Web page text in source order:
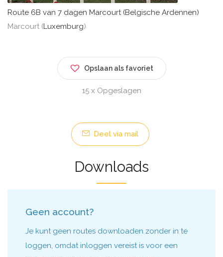
Route 6B van 7 dagen Marcourt (Belgische Ardennen)
Marcourt (Luxemburg)
Opslaan als favoriet
15 x Opgeslagen
Deel via mail
Downloads
Geen account?
Je kunt geen routes downloaden zonder in te
loggen, omdat inloggen vereist is voor een